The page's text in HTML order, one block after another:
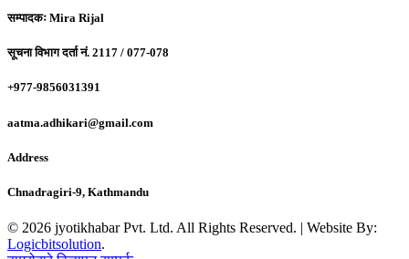
सम्पादकः Mira Rijal
सूचना विभाग दर्ता नं. 2117 / 077-078
+977-9856031391
aatma.adhikari@gmail.com
Address
Chnadragiri-9, Kathmandu
© 2026 jyotikhabar Pvt. Ltd. All Rights Reserved. | Website By:
Logicbitsolution.